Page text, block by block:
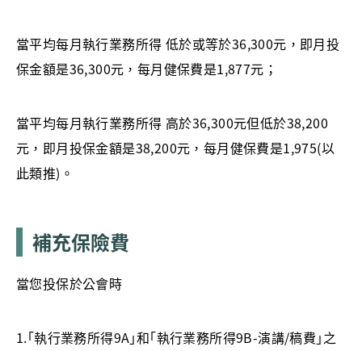
當平均每月執行業務所得 低於或等於36,300元，即月投
保金額是36,300元，每月健保費是1,877元；
當平均每月執行業務所得 高於36,300元但低於38,200
元，即月投保金額是38,200元，每月健保費是1,975(以
此類推)。
補充保險費
當您投保於公會時
1.｢執行業務所得9A｣和｢執行業務所得9B-演講/稿費｣之